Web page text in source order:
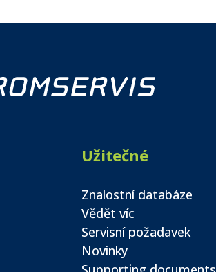
Užitečné
Znalostní databáze
Vědět víc
Servisní požadavek
Novinky